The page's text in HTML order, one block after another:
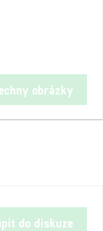
obrázky
do diskuze